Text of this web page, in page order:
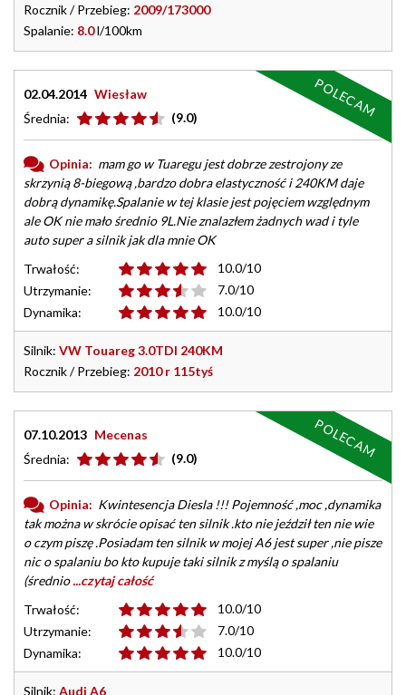
Rocznik / Przebieg: 2009/173000
Spalanie: 8.0l/100km
02.04.2014 Wiesław
Średnia:
(9.0)
Opinia: mam go w Tuaregu jest dobrze zestrojony ze
skrzynią 8-biegową ,bardzo dobra elastyczność i 240KM daje
dobrą dynamikę.Spalanie w tej klasie jest pojęciem względnym
ale OK nie mało średnio 9L.Nie znalazłem żadnych wad i tyle
auto super a silnik jak dla mnie OK
Trwałość:
10.0/10
Utrzymanie:
7.0/10
Dynamika:
10.0/10
Silnik: VW Touareg 3.0TDI 240KM
Rocznik / Przebieg: 2010 r 115tyś
POLECAM
07.10.2013 Mecenas
Średnia:
(9.0)
Opinia: Kwintesencja Diesla !!! Pojemność ,moc ,dynamika
tak można w skrócie opisać ten silnik .kto nie jeździł ten nie wie
o czym piszę .Posiadam ten silnik w mojej A6 jest super ,nie pisze
nic o spalaniu bo kto kupuje taki silnik z myślą o spalaniu
(średnio...czytaj całość
Trwałość:
10.0/10
Utrzymanie:
7.0/10
Dynamika:
10.0/10
Silnik: Audi A6
POLECAM